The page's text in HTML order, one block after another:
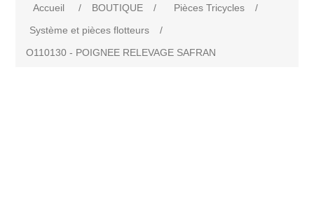
Accueil / BOUTIQUE / Pièces Tricycles
/
Système et pièces flotteurs
/
O110130 - POIGNEE RELEVAGE SAFRAN